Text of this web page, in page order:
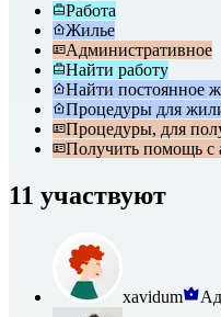
Работа
Жилье
Административное
Найти работу
Найти постоянное
Процедуры для
Процедуры, для
Получить помощь с
11 участвуют
xavidum